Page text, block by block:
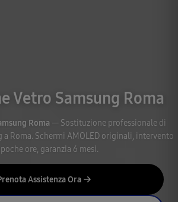
Vetro Samsung Roma
Roma — Sostituzione professionale di
a Roma. Schermi AMOLED originali, intervento
ore, garanzia 6 mesi.
Assistenza Ora